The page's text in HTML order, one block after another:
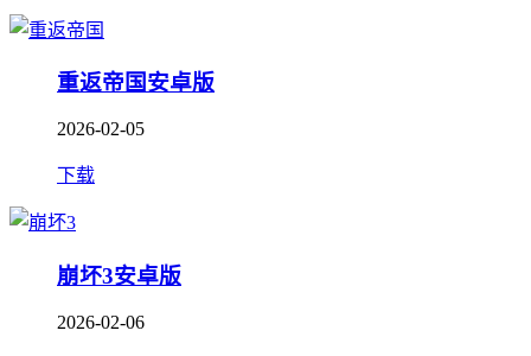
重返帝国安卓版
2026-02-05
下载
崩坏3安卓版
2026-02-06